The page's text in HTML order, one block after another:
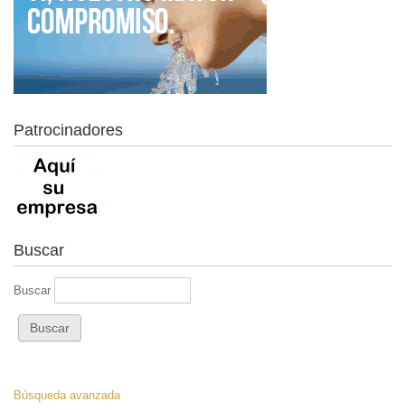
Patrocinadores
Buscar
Buscar
Búsqueda avanzada